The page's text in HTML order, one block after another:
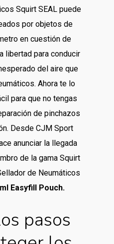
Squirt SEAL puede
por objetos de
en cuestión de
libertad para conducir
del aire que
Ahora te lo
para que no tengas
de pinchazos
Desde CJM Sport
anunciar la llegada
de la gama Squirt
de Neumáticos
Easyfill Pouch.
pasos